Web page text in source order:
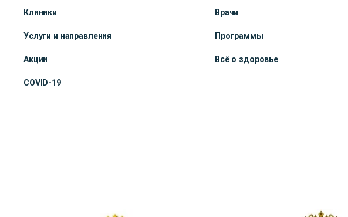
Клиники Врачи
Услуги и направления Программы
Акции Всё о здоровье
COVID-19